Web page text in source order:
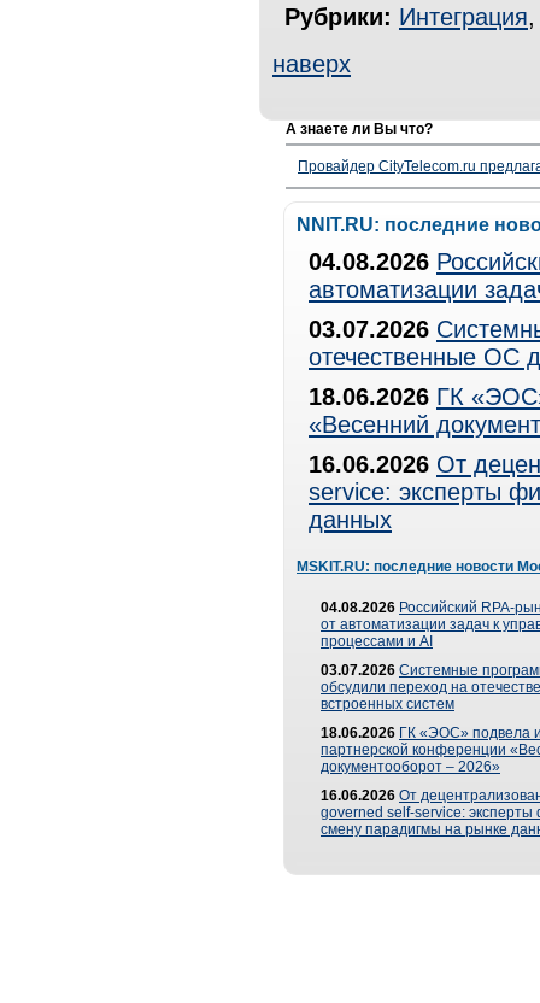
Рубрики: Интеграция
наверх
А знаете ли Вы что?
Провайдер CityTelecom.ru
NNIT.RU: последние
04.08.2026
автоматизации
03.07.2026
отечественные ОС
18.06.2026 ГК
«Весенний
16.06.2026 От
service: эксперты
данных
MSKIT.RU: последние новости
04.08.2026 Российский RPA-
от автоматизации задач к
процессами и AI
03.07.2026 Системные
обсудили переход на
встроенных систем
18.06.2026 ГК «ЭОС» подвела
партнерской конференции
документооборот – 2026»
16.06.2026 От
governed self-service: эксперты
смену парадигмы на рынке